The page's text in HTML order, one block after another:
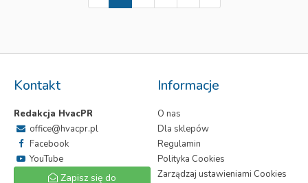
Kontakt
Redakcja HvacPR
office@hvacpr.pl
Facebook
YouTube
Zapisz się do
Informacje
O nas
Dla sklepów
Regulamin
Polityka Cookies
Zarządzaj ustawieniami Cookies